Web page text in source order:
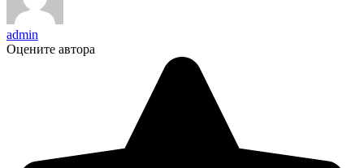
admin
Оцените автора